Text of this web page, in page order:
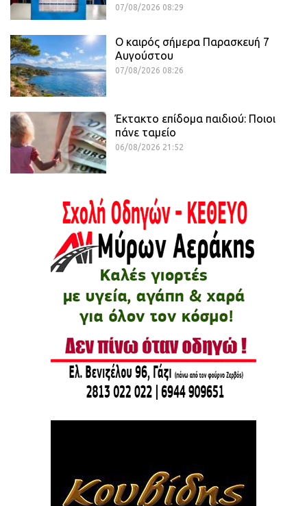
07/08/2026 08:29
Ο καιρός σήμερα Παρασκευή 7
Αυγούστου
07/08/2026 08:26
Έκτακτο επίδομα παιδιού: Ποιοι
πάνε ταμείο
06/08/2026 21:52